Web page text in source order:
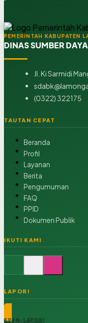
PEMERINTAH KABUPATEN
DINAS SUMBER
Jl. Ki Sarmidi
(0322) 322175
TAUTAN CEPAT
Beranda
Profil
Layanan
Berita
Pengumuman
FAQ
PPID
Dokumen Publik
IKUTI KAMI
LAPOR!
SP4N-LAPOR!